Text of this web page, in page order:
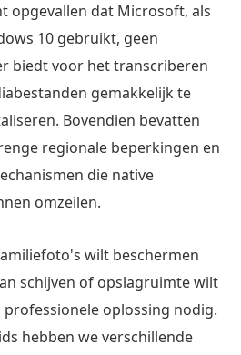
opgevallen dat Microsoft, als
10 gebruikt, geen
biedt voor het transcriberen
gemakkelijk te
Bovendien bevatten
regionale beperkingen en
die native
omzeilen.
wilt beschermen
schijven of opslagruimte wilt
oplossing nodig.
hebben we verschillende